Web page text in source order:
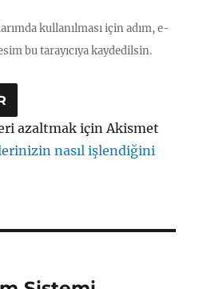
kullanılması için adım, e-
bu tarayıcıya kaydedilsin.
azaltmak için Akismet
nasıl işlendiğini